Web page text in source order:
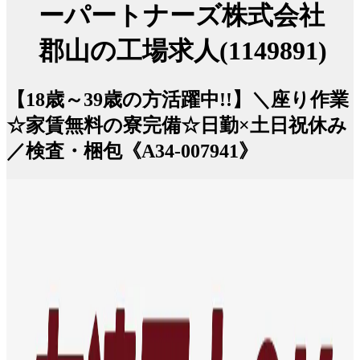
ーパートナーズ株式会社
郡山の工場求人(1149891)
【18歳～39歳の方活躍中!!】＼座り作業
☆家賃無料の寮完備☆日勤×土日祝休み
／検査・梱包《A34-007941》